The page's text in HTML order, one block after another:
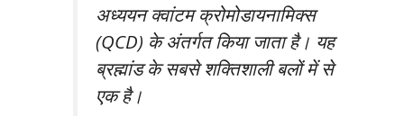
अध्ययन क्वांटम क्रोमोडायनामिक्स
(QCD) के अंतर्गत किया जाता है। यह
ब्रह्मांड के सबसे शक्तिशाली बलों में से
एक है।